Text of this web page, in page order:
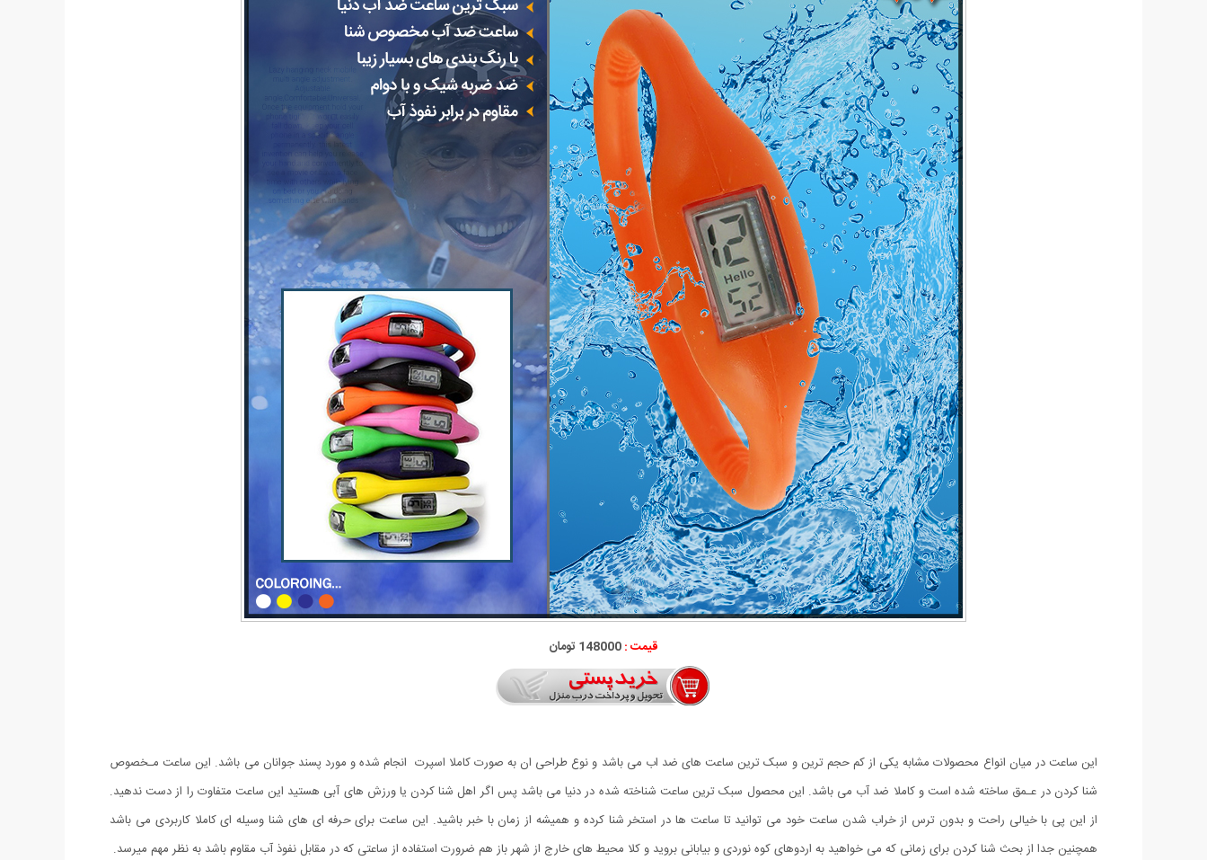
قیمت :148000 تومان
این ساعت در میان انواع محصولات مشابه یکی از کم حجم ترین و سبک ترین ساعت های ضد اب می باشد و نوع طراحی ان به صورت کاملا اسپرت انجام شده و مورد پسند جوانان می باشد. این ساعت مـخصوص
شنا کردن در عـمق ساخته شده است و کاملا ضد آب می باشد. این محصول سبک ترین ساعت شناخته شده در دنیا می باشد پس اگر اهل شنا کردن یا ورزش های آبی هستید این ساعت متفاوت را از دست ندهید.
از این پی با خیالی راحت و بدون ترس از خراب شدن ساعت خود می توانید تا ساعت ها در استخر شنا کرده و همیشه از زمان با خبر باشید. این ساعت برای حرفه ای های شنا وسیله ای کاملا کاربردی می باشد
همچنین جدا از بحث شنا کردن برای زمانی که می خواهید به اردوهای کوه نوردی و بیابانی بروید و کلا محیط های خارج از شهر باز هم ضرورت استفاده از ساعتی که در مقابل نفوذ آب مقاوم باشد به نظر مهم میرسد.